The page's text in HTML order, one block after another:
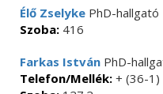
Élő Zselyke PhD-hallgató
Szoba: 416
Farkas István PhD-
Telefon/Mellék: + (36-